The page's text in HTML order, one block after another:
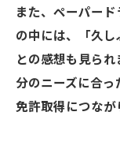
また、ペーパー
の中には、「久し
との感想も見ら
分のニーズに合
免許取得につなが